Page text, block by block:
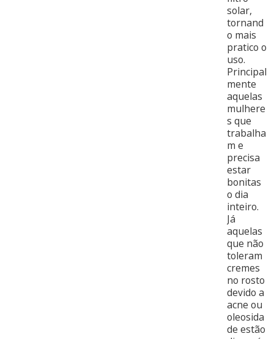
solar,
tornand
o mais
pratico o
uso.
Principal
mente
aquelas
mulhere
s que
trabalha
m e
precisa
estar
bonitas
o dia
inteiro.
Já
aquelas
que não
toleram
cremes
no rosto
devido a
acne ou
oleosida
de estão